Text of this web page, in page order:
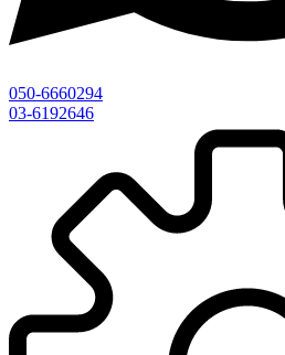
050-6660294
03-6192646